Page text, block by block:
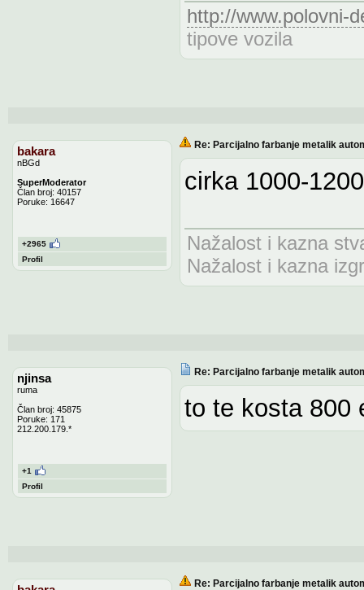
http://www.polovni-
tipove vozila
bakara
nBGd
SuperModerator
Član broj: 40157
Poruke: 16647
+2965
Profil
Re: Parcijalno farbanje metalik
cirka 1000-
Nažalost i kazna
Nažalost i kazna
njinsa
ruma
Član broj: 45875
Poruke: 171
212.200.179.*
+1
Profil
Re: Parcijalno farbanje metalik
to te kosta 800
Re: Parcijalno farbanje metalik